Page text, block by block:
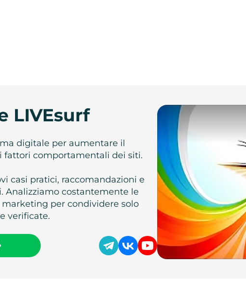
LIVEsurf
digitale per aumentare il
fattori comportamentali dei siti.
casi pratici, raccomandazioni e
Analizziamo costantemente le
per condividere solo
verificate.